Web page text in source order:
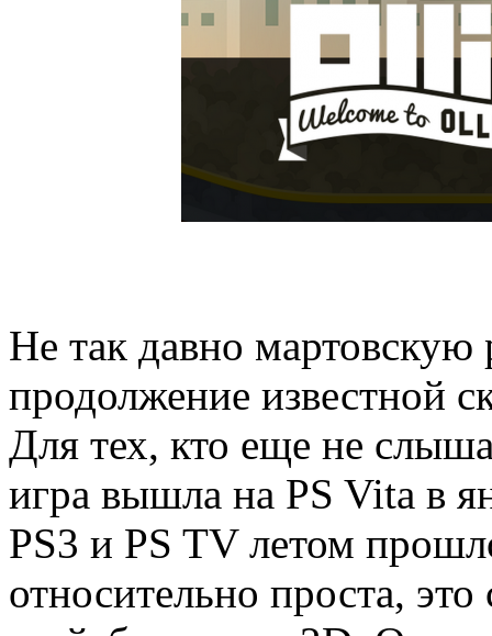
Не так давно мартовскую
продолжение известной
Для тех, кто еще не
игра вышла на PS Vita в
PS3 и PS TV летом
относительно проста,